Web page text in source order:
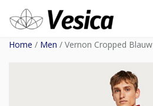
Home / Men / Vernon Cropped Blauw